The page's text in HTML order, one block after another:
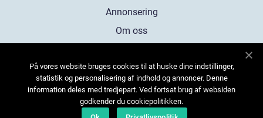
Annonsering
Om oss
Kontakta oss
Sitemap
På vores website bruges cookies til at huske dine indstillinger,
statistik og personalisering af indhold og annoncer. Denne
information deles med tredjepart. Ved fortsat brug af websiden
godkender du cookiepolitikken.